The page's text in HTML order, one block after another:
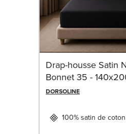
Drap-housse Satin
Bonnet 35 -
DORSOLINE
100% satin de coton